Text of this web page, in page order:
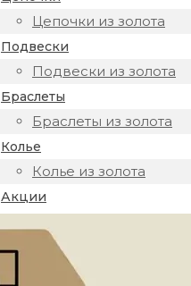
Цепочки из золота
Подвески
Подвески из золота
Браслеты
Браслеты из золота
Колье
Колье из золота
Акции